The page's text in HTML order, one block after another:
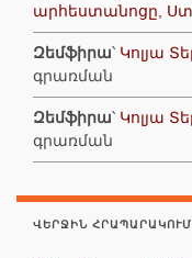
արհեստանոցը,
Զեմֆիրա՝ Կոլյա
գրառման
Զեմֆիրա՝ Կոլյա
գրառման
ՎԵՐՋԻՆ